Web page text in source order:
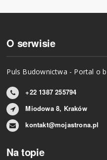
O serwisie
Puls Budownictwa - Portal o
+22 1387 255794
Miodowa 8, Kraków
kontakt@mojastrona.pl
Na topie